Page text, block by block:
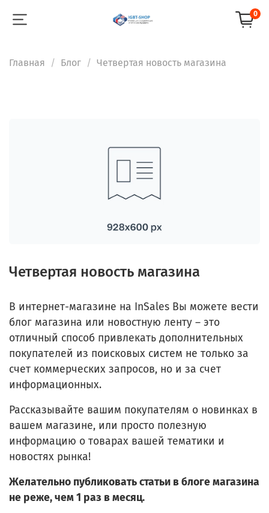
0
Главная Блог Четвертая новость магазина
Четвертая новость магазина
В интернет-магазине на InSales Вы можете вести
блог магазина или новостную ленту – это
отличный способ привлекать дополнительных
покупателей из поисковых систем не только за
счет коммерческих запросов, но и за счет
информационных.
Рассказывайте вашим покупателям о новинках в
вашем магазине, или просто полезную
информацию о товарах вашей тематики и
новостях рынка!
Желательно публиковать статьи в блоге магазина
не реже, чем 1 раз в месяц.